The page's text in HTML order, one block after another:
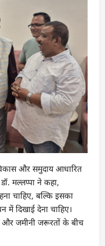
और समुदाय आधारित
मल्लप्पा ने कहा,
चाहिए, बल्कि इसका
दिखाई देना चाहिए।
जमीनी जरूरतों के बीच